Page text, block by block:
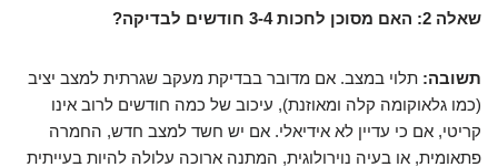
שאלה 2: האם מסוכן לחכות 3-4 חודשים לבדיקה?
תשובה: תלוי במצב. אם מדובר בבדיקת מעקב שגרתית למצב יציב
(כמו גלאוקומה קלה ומאוזנת), עיכוב של כמה חודשים לרוב אינו
קריטי, אם כי עדיין לא אידיאלי. אם יש חשד למצב חדש, החמרה
פתאומית, או בעיה נוירולוגית, המתנה ארוכה עלולה להיות בעייתית